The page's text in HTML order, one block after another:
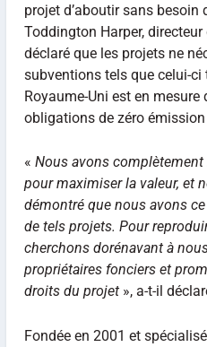
projet d’aboutir sans besoin
Toddington Harper, directeur
déclaré que les projets ne
subventions tels que celui-
Royaume-Uni est en mesure
obligations de zéro
« Nous avons
pour maximiser la valeur, et
démontré que nous avons
de tels projets. Pour
cherchons dorénavant à
propriétaires fonciers et
droits du projet», a-t-il
Fondée en 2001 et